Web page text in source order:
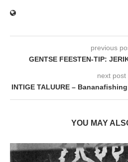
previous
GENTSE FEESTEN-TIP:
next post
INTIGE TALUURE –
YOU MAY